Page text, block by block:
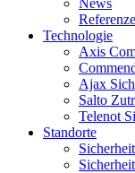
News
Technologie
Axis
Ajax
Salto
Telenot
Standorte